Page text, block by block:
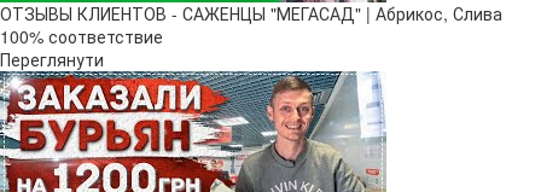
ОТЗЫВЫ КЛИЕНТОВ - САЖЕНЦЫ "МЕГАСАД" | Абрикос, Слива
100% соответствие
Переглянути